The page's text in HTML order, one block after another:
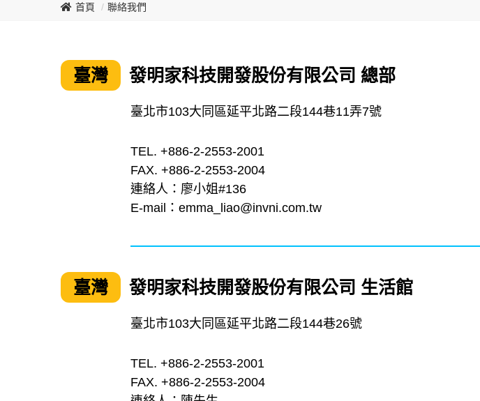
首頁 聯絡我們
臺灣 發明家科技開發股份有限公司 總部
臺北市103大同區延平北路二段144巷11弄7號
TEL. +886-2-2553-2001
FAX. +886-2-2553-2004
連絡人：廖小姐#136
E-mail： emma_liao@invni.com.tw
臺灣 發明家科技開發股份有限公司 生活館
臺北市103大同區延平北路二段144巷26號
TEL. +886-2-2553-2001
FAX. +886-2-2553-2004